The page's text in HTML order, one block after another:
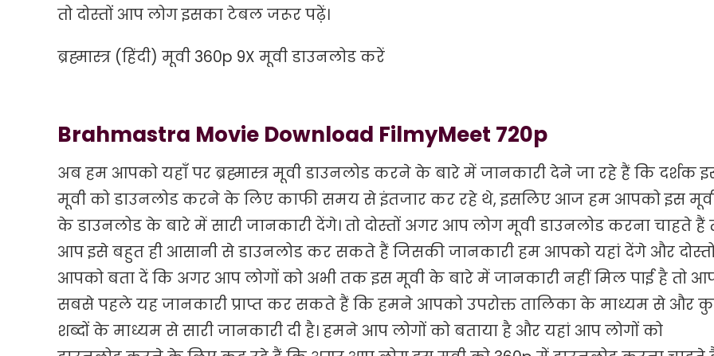
तो दोस्तों आप लोग इसका टेबल जरूर पढ़ें।
ब्रह्मास्त्र (हिंदी) मूवी 360p 9X मूवी डाउनलोड करें
Brahmastra Movie Download FilmyMeet 720p
अब हम आपको यहाँ पर ब्रह्मास्त्र मूवी डाउनलोड करने के बारे में जानकारी देने जा रहे हैं कि दर्शक
मूवी को डाउनलोड करने के लिए काफी समय से इंतजार कर रहे थे, इसलिए आज हम आपको इस
के डाउनलोड के बारे में सारी जानकारी देंगे। तो दोस्तों अगर आप लोग मूवी डाउनलोड करना चाहते हैं
आप इसे बहुत ही आसानी से डाउनलोड कर सकते हैं जिसकी जानकारी हम आपको यहां देंगे और
आपको बता दें कि अगर आप लोगों को अभी तक इस मूवी के बारे में जानकारी नहीं मिल पाई है तो
सबसे पहले यह जानकारी प्राप्त कर सकते हैं कि हमने आपको उपरोक्त तालिका के माध्यम से और
शब्दों के माध्यम से सारी जानकारी दी है। हमने आप लोगों को बताया है और यहां आप लोगों को